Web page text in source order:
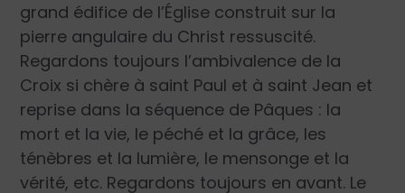
grand édifice de l’Église construit sur la
pierre angulaire du Christ ressuscité.
Regardons toujours l’ambivalence de la
Croix si chère à saint Paul et à saint Jean et
reprise dans la séquence de Pâques : la
mort et la vie, le péché et la grâce, les
ténèbres et la lumière, le mensonge et la
vérité, etc. Regardons toujours en avant. Le